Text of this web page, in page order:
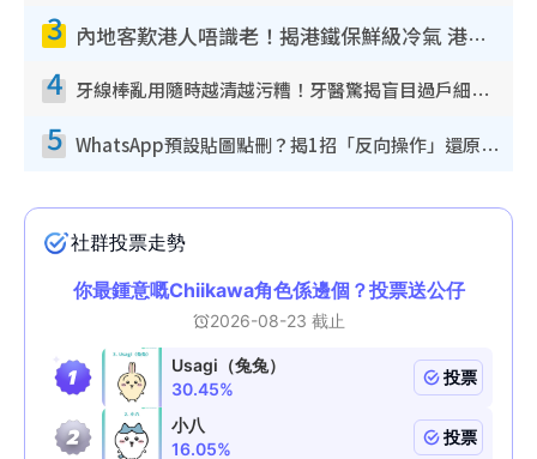
3 內地客歎港人唔識老！揭港鐵保鮮級冷氣 港人求放過：咪投訴
4 牙線棒亂用隨時越清越污糟！牙醫驚揭盲目過戶細菌恐致蛀牙：呢種先係日常真保養
5 WhatsApp預設貼圖點刪？揭1招「反向操作」還原簡潔介面 附3步實測教學